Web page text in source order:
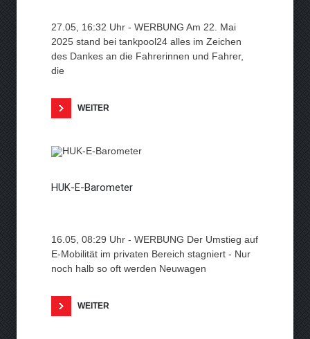
27.05, 16:32 Uhr - WERBUNG Am 22. Mai
2025 stand bei tankpool24 alles im Zeichen
des Dankes an die Fahrerinnen und Fahrer,
die
WEITER
HUK-E-Barometer
16.05, 08:29 Uhr - WERBUNG Der Umstieg auf
E-Mobilität im privaten Bereich stagniert - Nur
noch halb so oft werden Neuwagen
WEITER